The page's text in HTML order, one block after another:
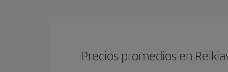
Precios promedios en